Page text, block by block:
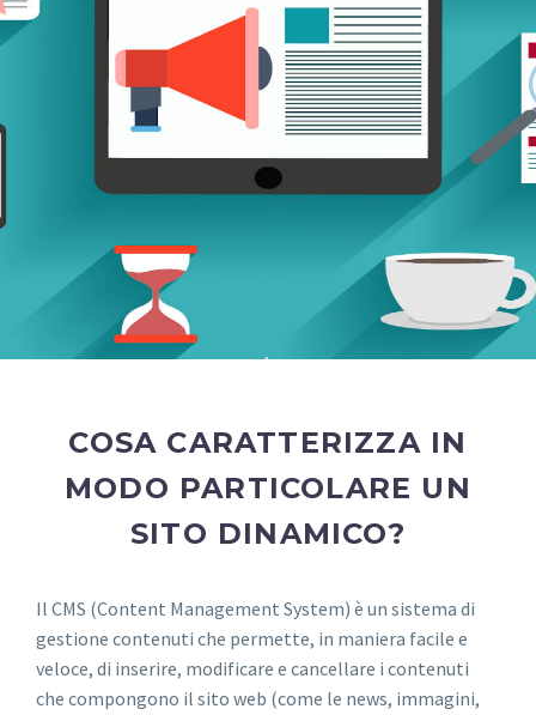
COSA CARATTERIZZA IN
MODO PARTICOLARE UN
SITO DINAMICO?
Il CMS (Content Management System) è un sistema di
gestione contenuti che permette, in maniera facile e
veloce, di inserire, modificare e cancellare i contenuti
che compongono il sito web (come le news, immagini,